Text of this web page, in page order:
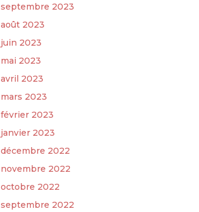
septembre 2023
août 2023
juin 2023
mai 2023
avril 2023
mars 2023
février 2023
janvier 2023
décembre 2022
novembre 2022
octobre 2022
septembre 2022